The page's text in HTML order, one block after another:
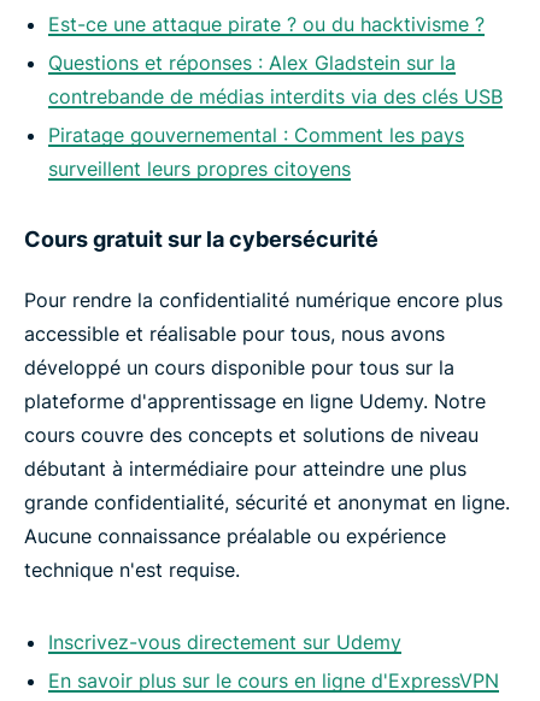
Est-ce une attaque pirate ? ou du hacktivisme ?
Questions et réponses : Alex Gladstein sur la
contrebande de médias interdits via des clés USB
Piratage gouvernemental : Comment les pays
surveillent leurs propres citoyens
Cours gratuit sur la cybersécurité
Pour rendre la confidentialité numérique encore plus
accessible et réalisable pour tous, nous avons
développé un cours disponible pour tous sur la
plateforme d'apprentissage en ligne Udemy. Notre
cours couvre des concepts et solutions de niveau
débutant à intermédiaire pour atteindre une plus
grande confidentialité, sécurité et anonymat en ligne.
Aucune connaissance préalable ou expérience
technique n'est requise.
Inscrivez-vous directement sur Udemy
En savoir plus sur le cours en ligne d'ExpressVPN